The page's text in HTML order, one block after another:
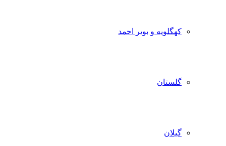
کهگلویه و بویر احمد
گلستان
گیلان